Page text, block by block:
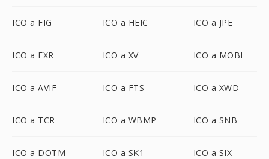
ICO a FIG ICO a HEIC ICO a JPE
ICO a EXR ICO a XV ICO a MOBI
ICO a AVIF ICO a FTS ICO a XWD
ICO a TCR ICO a WBMP ICO a SNB
ICO a DOTM ICO a SK1 ICO a SIX